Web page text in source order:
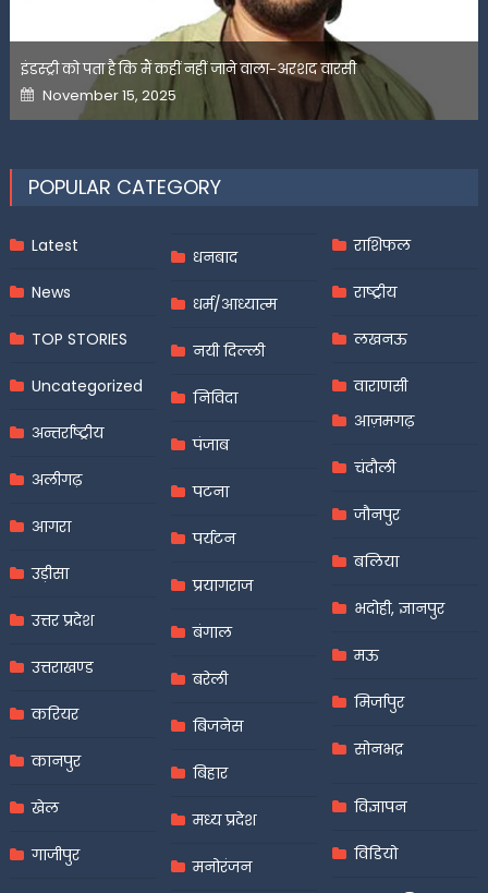
इंडस्ट्री को पता है कि मैं कहीं नहीं जाने वाला-अरशद वारसी
Posted
on
November 15, 2025
POPULAR CATEGORY
Latest
News
TOP STORIES
Uncategorized
अन्तर्राष्ट्रीय
अलीगढ़
आगरा
उड़ीसा
उत्तर प्रदेश
उत्तराखण्ड
करियर
कानपुर
खेल
गाजीपुर
धनबाद
धर्म/आध्यात्म
नयी दिल्ली
निविदा
पंजाब
पटना
पर्यटन
प्रयागराज
बंगाल
बरेली
बिजनेस
बिहार
मध्य प्रदेश
मनोरंजन
राशिफल
राष्ट्रीय
लखनऊ
वाराणसी
आज़मगढ़
चंदौली
जौनपुर
बलिया
भदोही, ज्ञानपुर
मऊ
मिर्जापुर
सोनभद्र
विज्ञापन
विडियो